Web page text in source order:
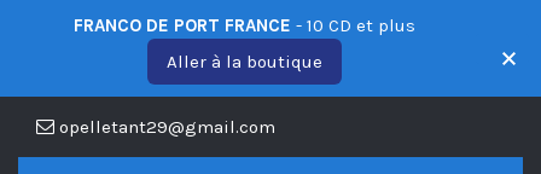
opelletant29@gmail.com
FRANCO DE PORT FRANCE - 10 CD et plus
Aller à la boutique